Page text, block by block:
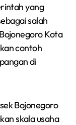
yang
salah
Kota
contoh
di
Bojonegoro
skala usaha